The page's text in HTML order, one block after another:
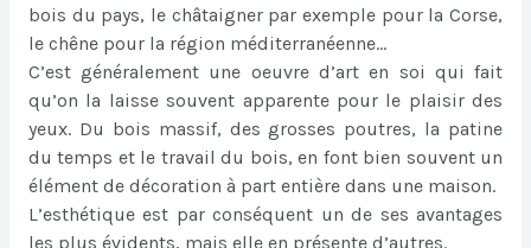
bois du pays, le châtaigner par exemple pour la Corse,
le chêne pour la région méditerranéenne…
C’est généralement une oeuvre d’art en soi qui fait
qu’on la laisse souvent apparente pour le plaisir des
yeux. Du bois massif, des grosses poutres, la patine
du temps et le travail du bois, en font bien souvent un
élément de décoration à part entière dans une maison.
L’esthétique est par conséquent un de ses avantages
les plus évidents, mais elle en présente d’autres.